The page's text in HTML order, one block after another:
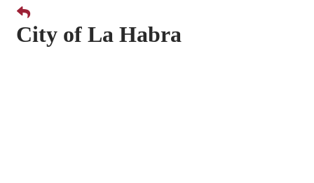
City of La Habra